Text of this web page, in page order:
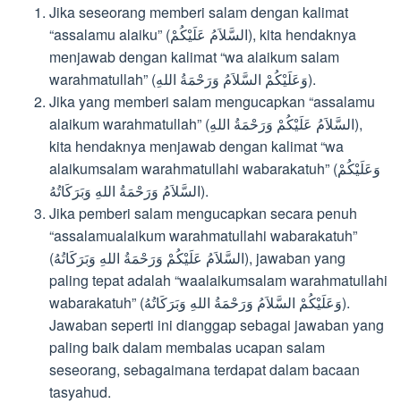
Jika seseorang memberi salam dengan kalimat
“assalamu alaiku” (السَّلاَمُ عَلَيْكُمْ), kita hendaknya
menjawab dengan kalimat “wa alaikum salam
warahmatullah” (وَعَلَيْكُمْ السَّلاَمُ وَرَحْمَةُ اللهِ).
Jika yang memberi salam mengucapkan “assalamu
alaikum warahmatullah” (السَّلاَمُ عَلَيْكُمْ وَرَحْمَةُ اللهِ),
kita hendaknya menjawab dengan kalimat “wa
alaikumsalam warahmatullahi wabarakatuh” (وَعَلَيْكُمْ
السَّلاَمُ وَرَحْمَةُ اللهِ وَبَرَكَاتُهُ).
Jika pemberi salam mengucapkan secara penuh
“assalamualaikum warahmatullahi wabarakatuh”
(السَّلاَمُ عَلَيْكُمْ وَرَحْمَةُ اللهِ وَبَرَكَاتُهُ), jawaban yang
paling tepat adalah “waalaikumsalam warahmatullahi
wabarakatuh” (وَعَلَيْكُمْ السَّلاَمُ وَرَحْمَةُ اللهِ وَبَرَكَاتُهُ).
Jawaban seperti ini dianggap sebagai jawaban yang
paling baik dalam membalas ucapan salam
seseorang, sebagaimana terdapat dalam bacaan
tasyahud.